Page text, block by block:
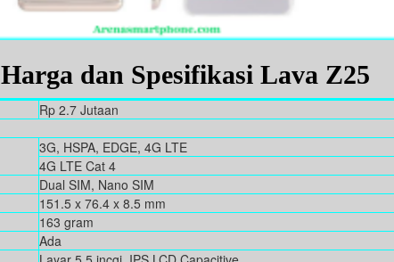
Harga dan Spesifikasi Lava Z25
Rp 2.7 Jutaan
3G, HSPA, EDGE, 4G LTE
4G LTE Cat 4
Dual SIM, Nano SIM
151.5 x 76.4 x 8.5 mm
163 gram
Ada